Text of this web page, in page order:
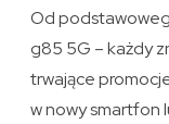
Od
g85 5G – każdy
trwające
w nowy smartfon